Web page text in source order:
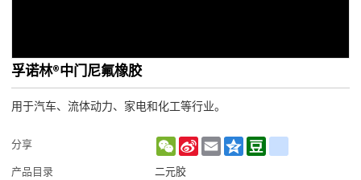
孚诺林®中门尼氟橡胶
用于汽车、流体动力、家电和化工等行业。
分享 WeChat
Sina
Weibo
EmailQzoneDouban
产品目录
二元胶